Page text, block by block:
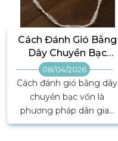
Cách Đánh Gió Bằng
Dây Chuyền Bạc
Hiệu Quả Cho Người
Cảm
08/04/2026
Cách đánh gió bằng dây
chuyền bạc vốn là
phương pháp dân gian
được nhiều người tin